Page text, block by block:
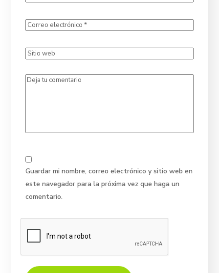
Guardar mi nombre, correo electrónico y sitio web en
este navegador para la próxima vez que haga un
comentario.